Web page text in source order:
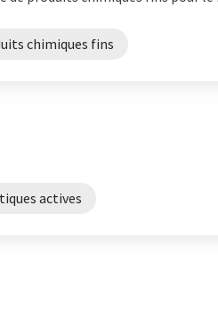
chimiques fins
actives